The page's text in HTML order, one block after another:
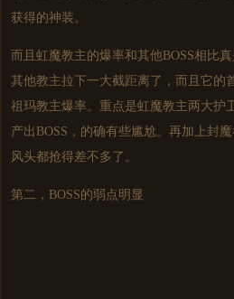
获得的神装。
而且虹魔教主的爆率和其他BOSS相比
其他教主拉下一大截距离了，而且它的
祖玛教主爆率。重点是虹魔教主两大护
产出BOSS，的确有些尴尬。再加上封
风头都抢得差不多了。
第二，BOSS的弱点明显